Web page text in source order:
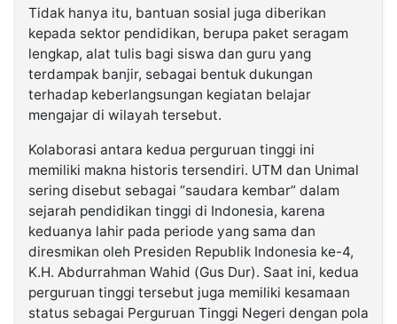
Tidak hanya itu, bantuan sosial juga diberikan
kepada sektor pendidikan, berupa paket seragam
lengkap, alat tulis bagi siswa dan guru yang
terdampak banjir, sebagai bentuk dukungan
terhadap keberlangsungan kegiatan belajar
mengajar di wilayah tersebut.
Kolaborasi antara kedua perguruan tinggi ini
memiliki makna historis tersendiri. UTM dan Unimal
sering disebut sebagai “saudara kembar” dalam
sejarah pendidikan tinggi di Indonesia, karena
keduanya lahir pada periode yang sama dan
diresmikan oleh Presiden Republik Indonesia ke-4,
K.H. Abdurrahman Wahid (Gus Dur). Saat ini, kedua
perguruan tinggi tersebut juga memiliki kesamaan
status sebagai Perguruan Tinggi Negeri dengan pola